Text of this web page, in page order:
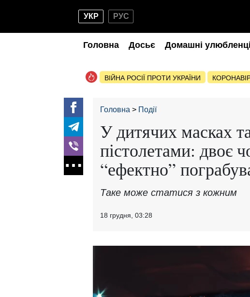
УКР РУС
Головна Досьє Домашні улюбленці
ВІЙНА РОСІЇ ПРОТИ УКРАЇНИ
Головна Події
У дитячих масках
пістолетами: двоє
“ефектно”
Таке може статися з кожним
18 грудня, 03:28